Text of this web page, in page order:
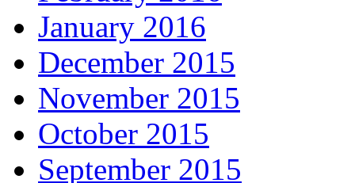
January 2016
December 2015
November 2015
October 2015
September 2015